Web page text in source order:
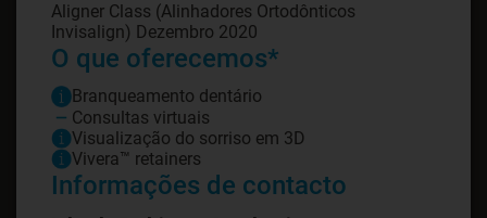
Aligner Class (Alinhadores Ortodônticos
O que oferecemos*
Branqueamento dentário
Consultas virtuais
Visualização do sorriso em 3D
Vivera™ retainers
Informações de contacto